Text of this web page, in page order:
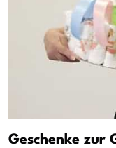
Geschenke zur